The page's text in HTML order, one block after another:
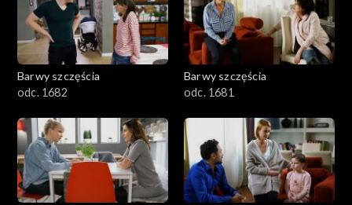
Barwy szczęścia
odc. 1682
Barwy szczęścia
odc. 1681